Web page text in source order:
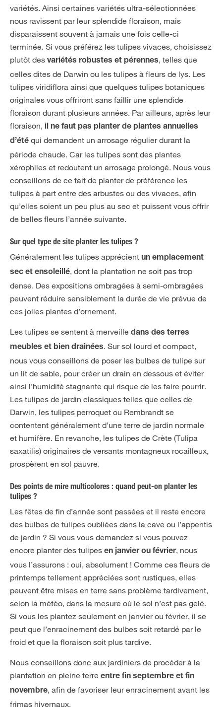
variétés. Ainsi certaines variétés ultra-sélectionnées
nous ravissent par leur splendide floraison, mais
disparaissent souvent à jamais une fois celle-ci
terminée. Si vous préférez les tulipes vivaces, choisissez
plutôt des variétés robustes et pérennes, telles que
celles dites de Darwin ou les tulipes à fleurs de lys. Les
tulipes viridiflora ainsi que quelques tulipes botaniques
originales vous offriront sans faillir une splendide
floraison durant plusieurs années. Par ailleurs, après leur
floraison, il ne faut pas planter de plantes annuelles
d’été qui demandent un arrosage régulier durant la
période chaude. Car les tulipes sont des plantes
xérophiles et redoutent un arrosage prolongé. Nous vous
conseillons de ce fait de planter de préférence les
tulipes à part entre des arbustes ou des vivaces, afin
qu’elles soient un peu plus au sec et puissent vous offrir
de belles fleurs l’année suivante.
Sur quel type de site planter les tulipes ?
Généralement les tulipes apprécient un emplacement
sec et ensoleillé, dont la plantation ne soit pas trop
dense. Des expositions ombragées à semi-ombragées
peuvent réduire sensiblement la durée de vie prévue de
ces jolies plantes d’ornement.
Les tulipes se sentent à merveille dans des terres
meubles et bien drainées. Sur sol lourd et compact,
nous vous conseillons de poser les bulbes de tulipe sur
un lit de sable, pour créer un drain en dessous et éviter
ainsi l’humidité stagnante qui risque de les faire pourrir.
Les tulipes de jardin classiques telles que celles de
Darwin, les tulipes perroquet ou Rembrandt se
contentent généralement d’une terre de jardin normale
et humifère. En revanche, les tulipes de Crète (Tulipa
saxatilis) originaires de versants montagneux rocailleux,
prospèrent en sol pauvre.
Des points de mire multicolores : quand peut-on planter les
tulipes ?
Les fêtes de fin d’année sont passées et il reste encore
des bulbes de tulipes oubliées dans la cave ou l’appentis
de jardin ? Si vous vous demandez si vous pouvez
encore planter des tulipes en janvier ou février, nous
vous l’assurons : oui, absolument ! Comme ces fleurs de
printemps tellement appréciées sont rustiques, elles
peuvent être mises en terre sans problème tardivement,
selon la météo, dans la mesure où le sol n’est pas gelé.
Si vous les plantez seulement en janvier ou février, il se
peut que l’enracinement des bulbes soit retardé par le
froid et que la floraison soit plus tardive.
Nous conseillons donc aux jardiniers de procéder à la
plantation en pleine terre entre fin septembre et fin
novembre, afin de favoriser leur enracinement avant les
frimas hivernaux.